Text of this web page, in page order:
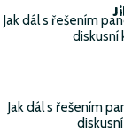
Jak dál s řešením
diskusní
Jak dál s řešením